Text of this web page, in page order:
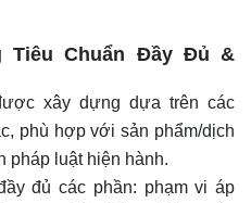
Tiêu Chuẩn Đầy Đủ &
xây dựng dựa trên các
phù hợp với sản phẩm/dịch
pháp luật hiện hành.
đủ các phần: phạm vi áp